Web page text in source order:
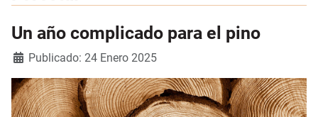
Un año complicado para el pino
Detalles
Publicado: 24 Enero 2025